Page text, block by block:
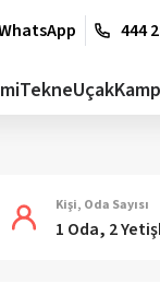
444
TekneUçak
Kişi, Oda Sayısı
1 Oda, 2